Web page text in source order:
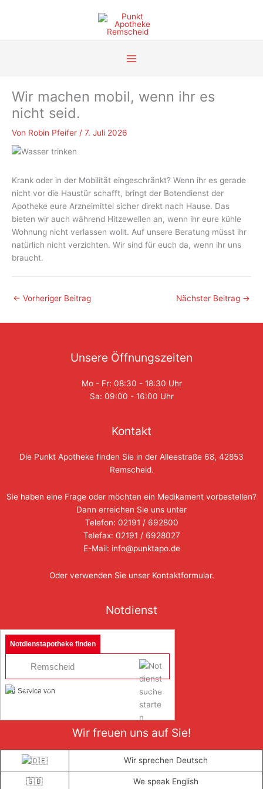
Wir machen mobil, wenn ihr es
nicht seid.
Von Robin Pfeifer / 7. Juli 2026
Krank oder in der Mobilität eingeschränkt? Wenn ihr es gerade
nicht vor die Haustür schafft, bringt der Botendienst der
Apotheke eure Arzneimittel sicher direkt nach Hause. Das
bieten wir auch während Hitzewellen an, wenn ihr eure kühle
Wohnung nicht verlassen wollt. Auf unsere Beratung müsst ihr
natürlich nicht verzichten. Wir sind für euch da, wenn ihr uns
braucht.
← Vorheriger Beitrag Nächster Beitrag →
Unsere Öffnungszeiten
Mo - Fr: 08:30 - 18:30 Uhr
Sa: 09:00 - 16:00 Uhr
Kontakt
Die Punkt Apotheke finden Sie in der Alleestraße 68, 42853
Remscheid.
Sie haben eine Frage oder möchten ein Medikament vorbestellen?
Dann erreichen Sie uns unter
Telefon: 02191 / 692800
Telefax: 02191 / 6928027
E-Mail: info@punktapo.de
Oder verwenden Sie unser Kontaktformular.
Notdienst
Notdienstapotheke finden
Ein Service von
Wir freuen uns auf Sie!
Wir sprechen Deutsch
🇬🇧 We speak English